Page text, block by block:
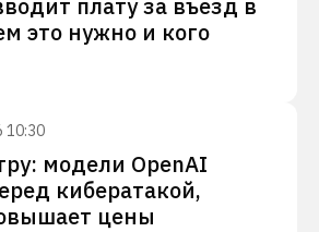
плату за въезд в
это нужно и кого
10:30
модели OpenAI
кибератакой,
цены